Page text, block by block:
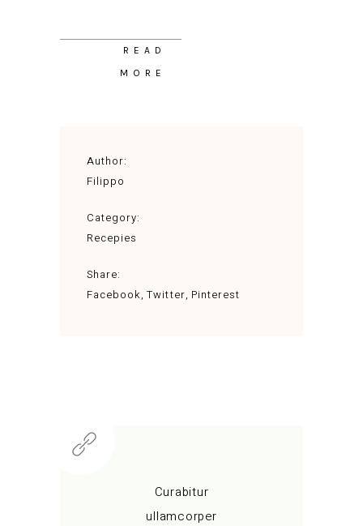
READ
MORE
Author:
Filippo
Category:
Recepies
Share:
Facebook Twitter Pinterest
Curabitur
ullamcorper